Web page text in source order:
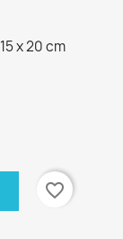
x 20 cm
favorite_border